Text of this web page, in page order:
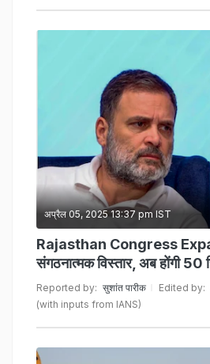
अप्रैल 05, 2025 13:37 pm IST
Rajasthan Congress
संगठनात्मक विस्तार, अब होंगी 50
Reported by: सुशांत पारीक Edited by:
(with inputs from IANS)